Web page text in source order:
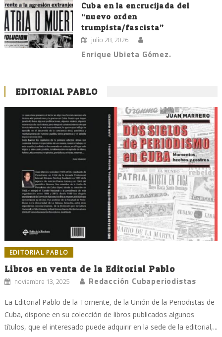
Cuba en la encrucijada del
“nuevo orden
trumpista/fascista”
julio 28, 2026
Enrique Ubieta Gómez.
EDITORIAL PABLO
EDITORIAL PABLO
Libros en venta de la Editorial Pablo
noviembre 13, 2025 Redacción Cubaperiodistas
La Editorial Pablo de la Torriente, de la Unión de la Periodistas de
Cuba, dispone en su colección de libros publicados algunos
títulos, que el interesado puede adquirir en la sede de la editorial,...